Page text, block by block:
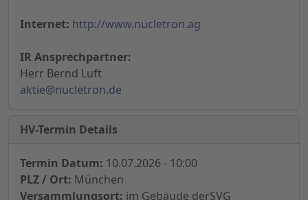
Internet: http://www.nucletron.ag
IR Ansprechpartner:
Herr Bernd Luft
aktie@nucletron.de
HV-Termin Details
Termin Datum: 10.07.2026 - 10:00
PLZ / Ort: München
Versammlungsort: im Gebäude derSVG